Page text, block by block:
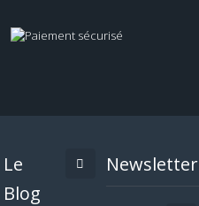
Le
Blog
Newsletter